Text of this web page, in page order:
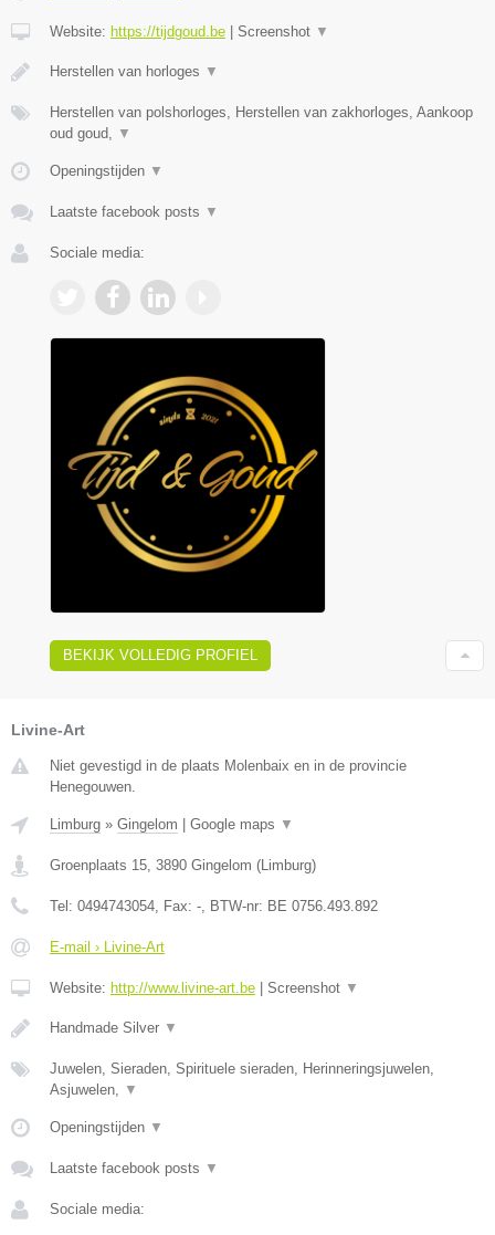
Website: https://tijdgoud.be | Screenshot ▼
Herstellen van horloges ▼
Herstellen van polshorloges, Herstellen van zakhorloges, Aankoop
oud goud,
▼
Openingstijden ▼
Laatste facebook posts ▼
Sociale media:
BEKIJK VOLLEDIG PROFIEL
Livine-Art
Niet gevestigd in de plaats Molenbaix en in de provincie
Henegouwen.
Limburg » Gingelom | Google maps ▼
Groenplaats 15 3890 Gingelom (Limburg)
Tel: 0494743054 , Fax: - , BTW-nr: BE 0756.493.892
E-mail › Livine-Art
Website: http://www.livine-art.be | Screenshot ▼
Handmade Silver ▼
Juwelen, Sieraden, Spirituele sieraden, Herinneringsjuwelen,
Asjuwelen,
▼
Openingstijden ▼
Laatste facebook posts ▼
Sociale media: